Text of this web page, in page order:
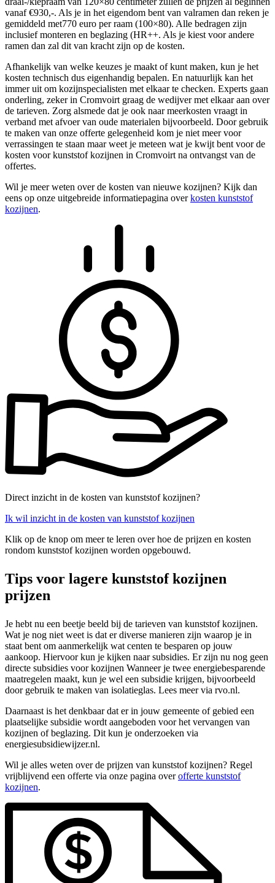
vanaf €930,-. Als je in het eigendom bent van valramen dan reken je
gemiddeld met770 euro per raam (100×80). Alle bedragen zijn
inclusief monteren en beglazing (HR++. Als je kiest voor andere
ramen dan zal dit van kracht zijn op de kosten.
Afhankelijk van welke keuzes je maakt of kunt maken, kun je het
kosten technisch dus eigenhandig bepalen. En natuurlijk kan het
immer uit om kozijnspecialisten met elkaar te checken. Experts gaan
onderling, zeker in Cromvoirt graag de wedijver met elkaar aan over
de tarieven. Zorg alsmede dat je ook naar meerkosten vraagt in
verband met afvoer van oude materialen bijvoorbeeld. Door gebruik
te maken van onze offerte gelegenheid kom je niet meer voor
verrassingen te staan maar weet je meteen wat je kwijt bent voor de
kosten voor kunststof kozijnen in Cromvoirt na ontvangst van de
offertes.
Wil je meer weten over de kosten van nieuwe kozijnen? Kijk dan
eens op onze uitgebreide informatiepagina overkosten kunststof
kozijnen.
Direct inzicht in de kosten van kunststof kozijnen?
Ik wil inzicht in de kosten van kunststof kozijnen
Klik op de knop om meer te leren over hoe de prijzen en kosten
rondom kunststof kozijnen worden opgebouwd.
Tips voor lagere kunststof kozijnen
prijzen
Je hebt nu een beetje beeld bij de tarieven van kunststof kozijnen.
Wat je nog niet weet is dat er diverse manieren zijn waarop je in
staat bent om aanmerkelijk wat centen te besparen op jouw
aankoop. Hiervoor kun je kijken naar subsidies. Er zijn nu nog geen
directe subsidies voor kozijnen Wanneer je twee energiebesparende
maatregelen maakt, kun je wel een subsidie krijgen, bijvoorbeeld
door gebruik te maken van isolatieglas. Lees meer via rvo.nl.
Daarnaast is het denkbaar dat er in jouw gemeente of gebied een
plaatselijke subsidie wordt aangeboden voor het vervangen van
kozijnen of beglazing. Dit kun je onderzoeken via
energiesubsidiewijzer.nl.
Wil je alles weten over de prijzen van kunststof kozijnen? Regel
vrijblijvend een offerte via onze pagina overofferte kunststof
kozijnen.